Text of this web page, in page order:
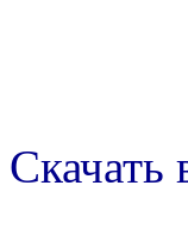
Скачать